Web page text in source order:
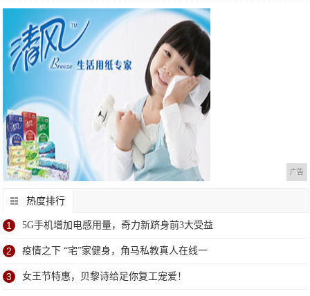
广告
热度排行
1 5G手机增加电感用量，奇力新跻身前3大受益
2 疫情之下 “宅”家健身，角马私教真人在线一
3 女王节特惠，贝黎诗给足你复工宠爱！